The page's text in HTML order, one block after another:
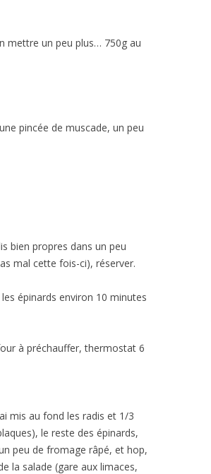
mettre un peu plus… 750g au
pincée de muscade, un peu
bien propres dans un peu
mal cette fois-ci), réserver.
épinards environ 10 minutes
à préchauffer, thermostat 6
mis au fond les radis et 1/3
le reste des épinards,
peu de fromage râpé, et hop,
la salade (gare aux limaces,